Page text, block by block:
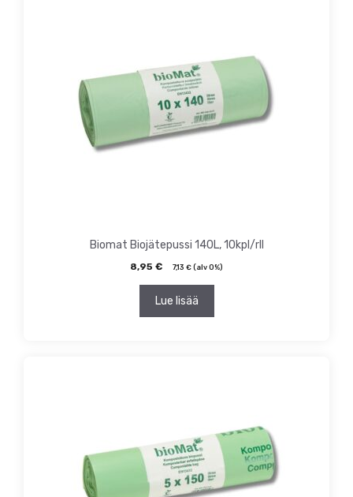
Biomat Biojätepussi 140L, 10kpl/rll
8,95 € 7,13 € (alv 0%)
Lue lisää